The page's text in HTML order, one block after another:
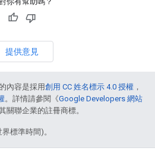
提供意見
內容是採用創用 CC 姓名標示 4.0 授權 ，
。詳情請參閱《Google Developers 網站
關聯企業的註冊商標。
標準時間)。